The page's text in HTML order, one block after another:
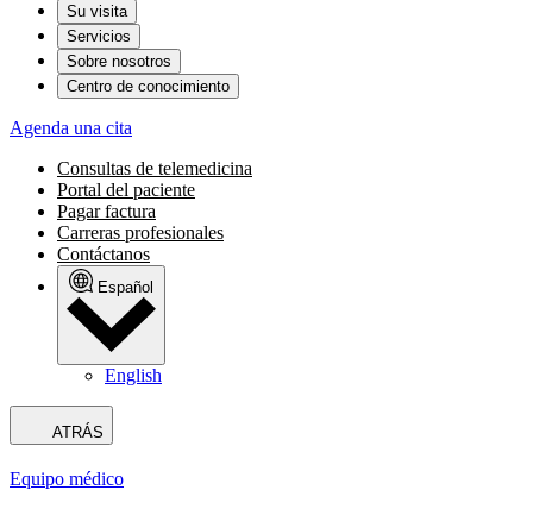
Su visita
Servicios
Sobre nosotros
Centro de conocimiento
Agenda una cita
Consultas de telemedicina
Portal del paciente
Pagar factura
Carreras profesionales
Contáctanos
Español
English
ATRÁS
Equipo médico